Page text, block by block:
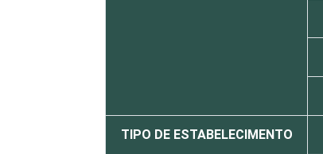
TIPO DE ESTABELECIMENTO